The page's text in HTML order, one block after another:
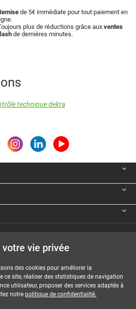
de 5€ immédiate pour tout paiement en
ligne.
plus de réductions grâce aux ventes
de dernières minutes.
technique dekra
vie privée
des cookies pour améliorer la
ce site, réaliser des statistiques de navigation
utilisateur, proposer des services adaptés à
notre politique de confidentialité.